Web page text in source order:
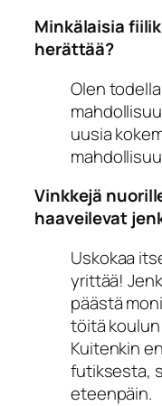
Minkälaisia
herättää?
Olen
uusia
Vinkkejä
haaveilevat
Uskokaa
yrittää!
päästä
töitä
Kuitenkin
futiksesta,
eteenpäin.